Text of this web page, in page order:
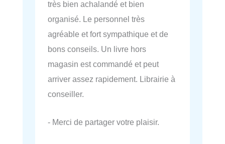
très bien achalandé et bien
organisé. Le personnel très
agréable et fort sympathique et de
bons conseils. Un livre hors
magasin est commandé et peut
arriver assez rapidement. Librairie à
conseiller.
- Merci de partager votre plaisir.